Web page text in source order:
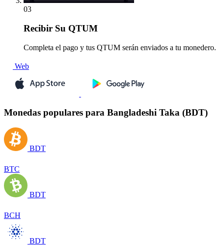
03
Recibir Su QTUM
Completa el pago y tus QTUM serán enviados a tu monedero.
Web
Monedas populares para Bangladeshi Taka (BDT)
BDT
BTC
BDT
BCH
BDT